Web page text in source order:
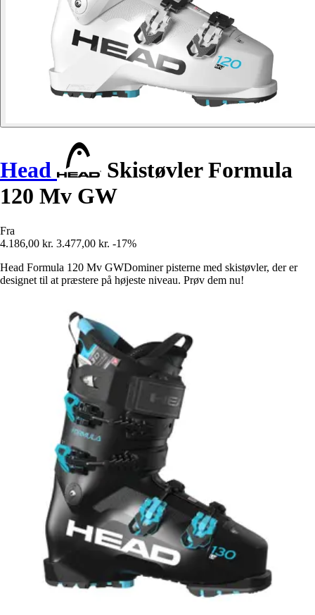
Head
Skistøvler Formula
120 Mv GW
Fra
4.186,00 kr. 3.477,00 kr. -17%
Head Formula 120 Mv GWDominer pisterne med skistøvler, der er
designet til at præstere på højeste niveau. Prøv dem nu!